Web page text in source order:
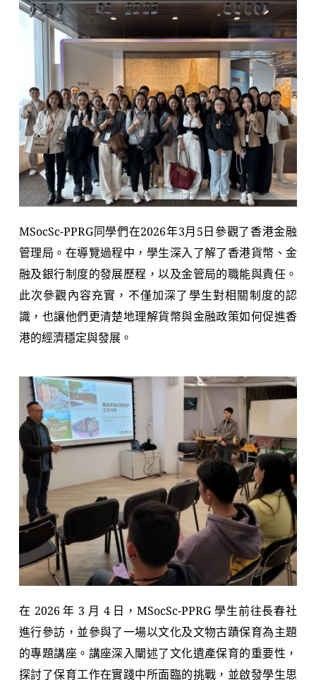
MSocSc-PPRG同學們在2026年3月5日參觀了香港金融
管理局。在導覽過程中，學生深入了解了香港貨幣、金
融及銀行制度的發展歷程，以及金管局的職能與責任。
此次參觀內容充實，不僅加深了學生對相關制度的認
識，也讓他們更清楚地理解貨幣與金融政策如何促進香
港的經濟穩定與發展。
在 2026 年 3 月 4 日，MSocSc-PPRG 學生前往長春社
進行參訪，並參與了一場以文化及文物古蹟保育為主題
的專題講座。講座深入闡述了文化遺產保育的重要性，
探討了保育工作在實踐中所面臨的挑戰，並啟發學生思